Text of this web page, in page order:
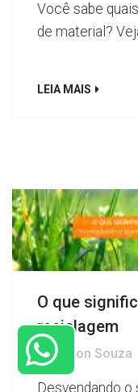
Você sabe
de material?
LEIA MAIS
O que
reciclagem
Edson Souza
Desvendando